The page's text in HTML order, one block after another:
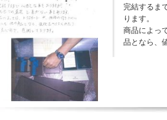
完結するま
ります。
商品によっ
品となら、